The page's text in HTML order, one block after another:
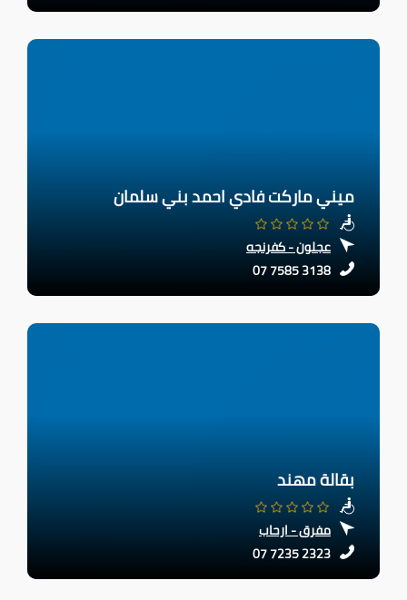
ميني ماركت فادي احمد بني سلمان
عجلون - كفرنجه
07 7585 3138
بقالة مهند
مفرق - ارحاب
07 7235 2323